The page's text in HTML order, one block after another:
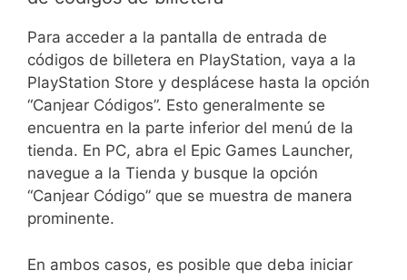
Para acceder a la pantalla de entrada de
códigos de billetera en PlayStation, vaya a la
PlayStation Store y desplácese hasta la opción
“Canjear Códigos”. Esto generalmente se
encuentra en la parte inferior del menú de la
tienda. En PC, abra el Epic Games Launcher,
navegue a la Tienda y busque la opción
“Canjear Código” que se muestra de manera
prominente.
En ambos casos, es posible que deba iniciar